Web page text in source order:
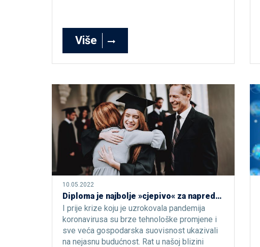
Više
10.05.2022
Diploma je najbolje »cjepivo« za napredovanje u životu
I prije krize koju je uzrokovala pandemija
koronavirusa su brze tehnološke promjene i
sve veća gospodarska suovisnost ukazivali
na nejasnu budućnost. Rat u našoj blizini